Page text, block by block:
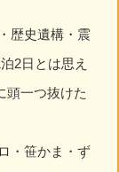
史遺構・震
2日とは思え
頭一つ抜けた
笹かま・ず